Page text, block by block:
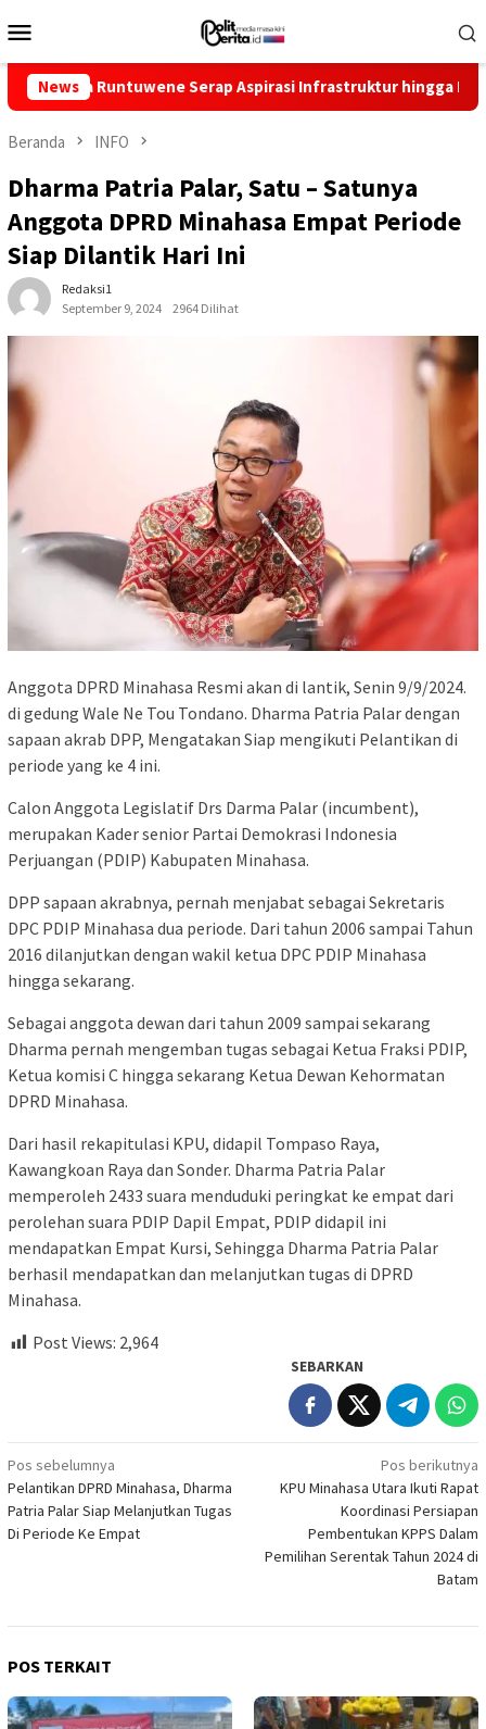
ke
Mobile
News
Runtuwene Serap Aspirasi Infrastruktur hingga Pemberdayaan
Beranda INFO
Dharma Patria Palar, Satu – Satunya
Anggota DPRD Minahasa Empat Periode
Siap Dilantik Hari Ini
Redaksi1
September 9, 2024
2964 Dilihat
Anggota DPRD Minahasa Resmi akan di lantik, Senin 9/9/2024.
di gedung Wale Ne Tou Tondano. Dharma Patria Palar dengan
sapaan akrab DPP, Mengatakan Siap mengikuti Pelantikan di
periode yang ke 4 ini.
Calon Anggota Legislatif Drs Darma Palar (incumbent),
merupakan Kader senior Partai Demokrasi Indonesia
Perjuangan (PDIP) Kabupaten Minahasa.
DPP sapaan akrabnya, pernah menjabat sebagai Sekretaris
DPC PDIP Minahasa dua periode. Dari tahun 2006 sampai Tahun
2016 dilanjutkan dengan wakil ketua DPC PDIP Minahasa
hingga sekarang.
Sebagai anggota dewan dari tahun 2009 sampai sekarang
Dharma pernah mengemban tugas sebagai Ketua Fraksi PDIP,
Ketua komisi C hingga sekarang Ketua Dewan Kehormatan
DPRD Minahasa.
Dari hasil rekapitulasi KPU, didapil Tompaso Raya,
Kawangkoan Raya dan Sonder. Dharma Patria Palar
memperoleh 2433 suara menduduki peringkat ke empat dari
perolehan suara PDIP Dapil Empat, PDIP didapil ini
mendapatkan Empat Kursi, Sehingga Dharma Patria Palar
berhasil mendapatkan dan melanjutkan tugas di DPRD
Minahasa.
Post Views: 2,964
SEBARKAN
Navigasi
pos
Pos sebelumnya
Pelantikan DPRD Minahasa, Dharma
Patria Palar Siap Melanjutkan Tugas
Di Periode Ke Empat
Pos berikutnya
KPU Minahasa Utara Ikuti Rapat
Koordinasi Persiapan
Pembentukan KPPS Dalam
Pemilihan Serentak Tahun 2024 di
Batam
POS TERKAIT